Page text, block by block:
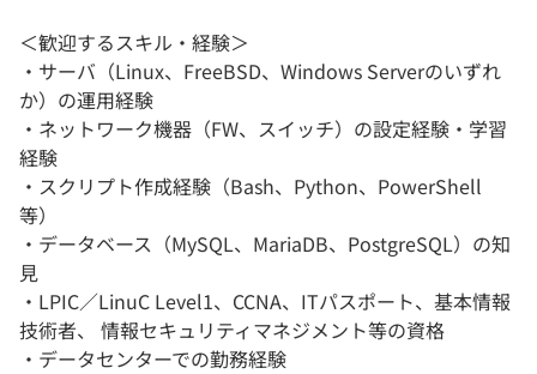
＜歓迎するスキル・経験＞
・サーバ（Linux、FreeBSD、Windows Serverのいずれ
か）の運用経験
・ネットワーク機器（FW、スイッチ）の設定経験・学習
経験
・スクリプト作成経験（Bash、Python、PowerShell
等）
・データベース（MySQL、MariaDB、PostgreSQL）の知
見
・LPIC／LinuC Level1、CCNA、ITパスポート、基本情報
技術者、 情報セキュリティマネジメント等の資格
・データセンターでの勤務経験